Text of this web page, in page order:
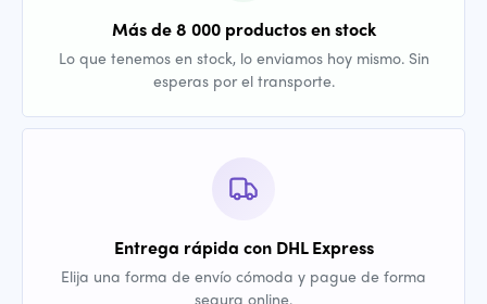
Más de 8 000 productos en stock
Lo que tenemos en stock, lo enviamos hoy mismo. Sin
esperas por el transporte.
Entrega rápida con DHL Express
Elija una forma de envío cómoda y pague de forma
segura online.